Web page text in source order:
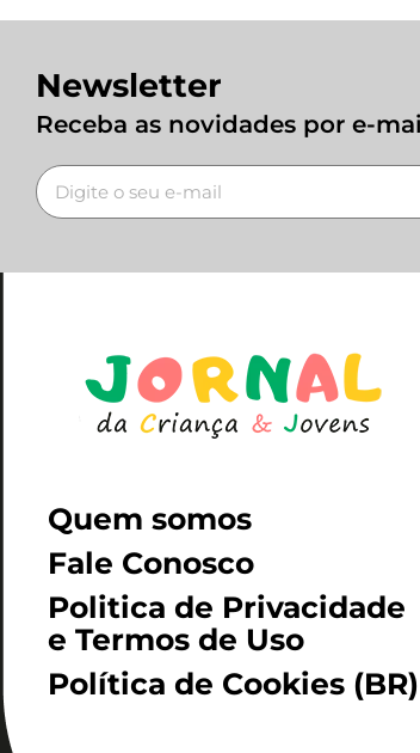
Newsletter
Receba as novidades por e-
Quem somos
Fale Conosco
Politica de Privacidade
e Termos de Uso
Política de Cookies (BR)